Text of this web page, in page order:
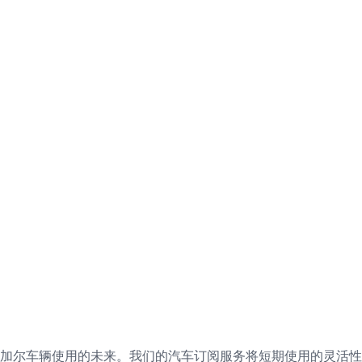
尔车辆使用的未来。我们的汽车订阅服务将短期使用的灵活